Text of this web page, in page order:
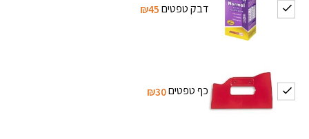
דבק טפטים₪45
כף טפטים₪30